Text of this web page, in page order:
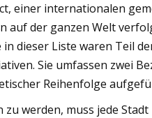
einer internationalen
auf der ganzen Welt
dieser Liste waren Teil
Sie umfassen zwei
Reihenfolge
zu werden, muss jede